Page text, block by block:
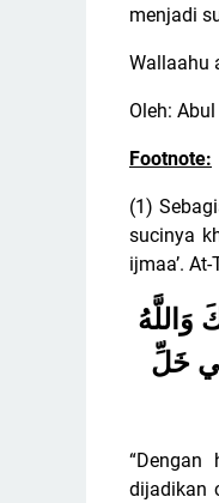
menjadi
Wallaahu
Oleh:
Footnote:
(1)
sucinya
ijmaa’.
وَاللَّهُ
خَلِّ
“Dengan
dijadikan